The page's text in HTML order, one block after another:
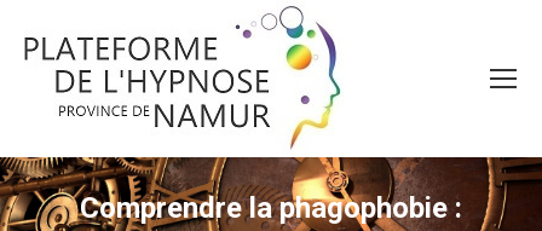
Comprendre la phagophobie :